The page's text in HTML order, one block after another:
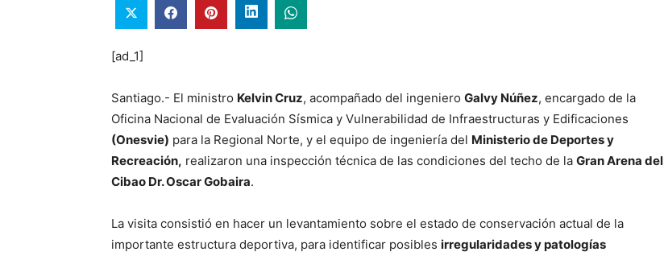
[ad_1]
Santiago.- El ministro Kelvin Cruz, acompañado del ingeniero Galvy Núñez, encargado de la
Oficina Nacional de Evaluación Sísmica y Vulnerabilidad de Infraestructuras y Edificaciones
(Onesvie) para la Regional Norte, y el equipo de ingeniería del Ministerio de Deportes y
Recreación, realizaron una inspección técnica de las condiciones del techo de la Gran Arena del
Cibao Dr. Oscar Gobaira.
La visita consistió en hacer un levantamiento sobre el estado de conservación actual de la
importante estructura deportiva, para identificar posibles irregularidades y patologías